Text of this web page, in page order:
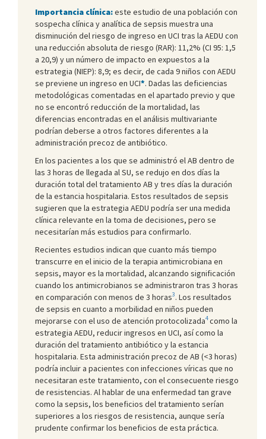
Importancia clínica:este estudio de una población con
sospecha clínica y analítica de sepsis muestra una
disminución del riesgo de ingreso en UCI tras la AEDU con
una reducción absoluta de riesgo (RAR): 11,2% (CI 95: 1,5
a 20,9) y un número de impacto en expuestos a la
estrategia (NIEP): 8,9; es decir, de cada 9 niños con AEDU
se previene un ingreso en UCI*. Dadas las deficiencias
metodológicas comentadas en el apar­tado previo y que
no se encontró reducción de la mortali­dad, las
diferencias encontradas en el análisis multivariante
podrían deberse a otros factores di­ferentes a la
administración precoz de antibiótico.
En los pacientes a los que se administró el AB dentro de
las 3 horas de llegada al SU, se redujo en dos días la
duración total del tratamiento AB y tres días la duración
de la estancia hospitalaria. Estos resultados de sepsis
sugieren que la estrategia AEDU podría ser una medida
clínica relevante en la toma de decisiones, pero se
necesitarían más estudios para confirmarlo.
Recientes estudios indican que cuanto más tiempo
transcurre en el inicio de la terapia antimicrobiana en
sepsis, mayor es la mortalidad, alcanzando significación
cuando los antimicrobianos se administraron tras 3 horas
en comparación con menos de 3 horas3. Los resultados
de sepsis en cuanto a morbilidad en niños pueden
mejorarse con el uso de atención protocolizada4como la
estrategia AEDU, reducir ingresos en UCI, así como la
duración del tratamiento antibiótico y la estancia
hospitalaria. Esta administración precoz de AB (<3 horas)
podría incluir a pacientes con infecciones víricas que no
necesitaran este tratamiento, con el consecuente riesgo
de resistencias. Al hablar de una enfermedad tan grave
como la sepsis, los beneficios del tratamiento serían
superiores a los riesgos de resistencia, aunque sería
prudente confirmar los beneficios de esta práctica.